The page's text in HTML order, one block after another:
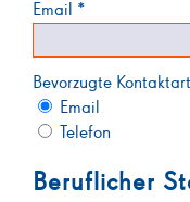
Email *
Bevorzugte Kontaktart
Email
Telefon
Beruflicher